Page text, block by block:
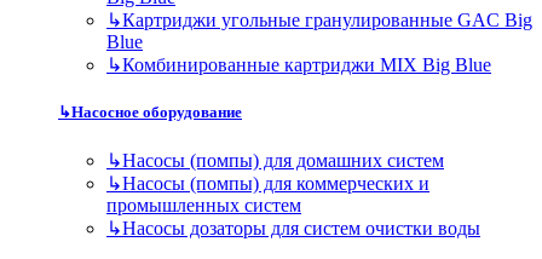
↳Картриджи угольные гранулированные GAC Big
Blue
↳Комбинированные картриджи MIX Big Blue
↳Насосное оборудование
↳Насосы (помпы) для домашних систем
↳Насосы (помпы) для коммерческих и
промышленных систем
↳Насосы дозаторы для систем очистки воды